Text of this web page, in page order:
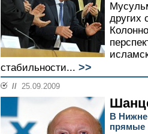
других
стабильности... >>
// 25.09.2009
В
прямые